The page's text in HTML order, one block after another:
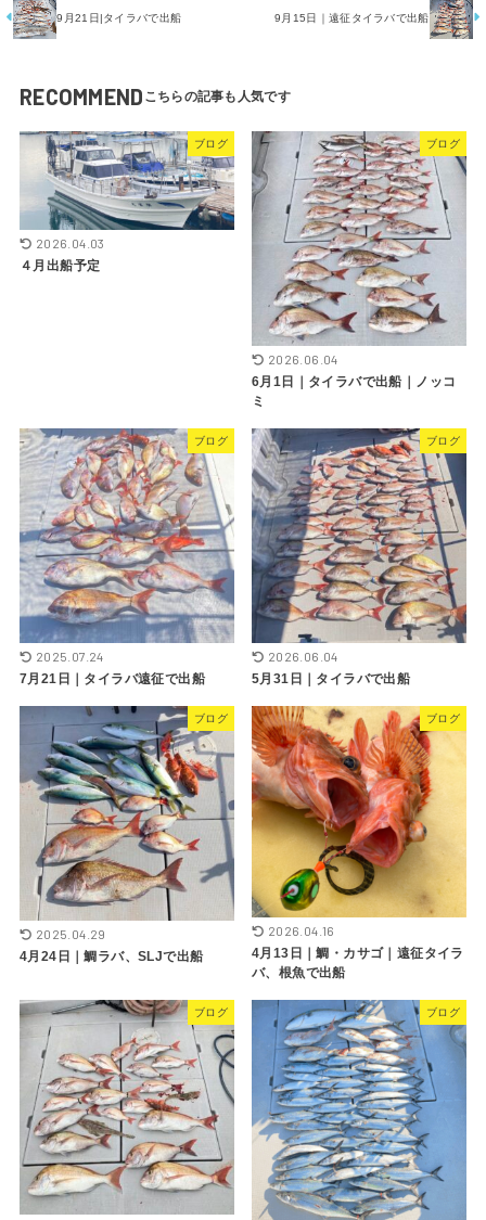
9月21日|タイラバで出船 9月15日｜遠征タイラバで出船
RECOMMEND
ブログ
2026.04.03
４月出船予定
ブログ
2026.06.04
6月1日｜タイラバで出船｜ノッコ
ミ
ブログ
2025.07.24
7月21日｜タイラバ遠征で出船
ブログ
2026.06.04
5月31日｜タイラバで出船
ブログ
2025.04.29
4月24日｜鯛ラバ、SLJで出船
ブログ
2026.04.16
4月13日｜鯛・カサゴ｜遠征タイラ
バ、根魚で出船
ブログ ブログ